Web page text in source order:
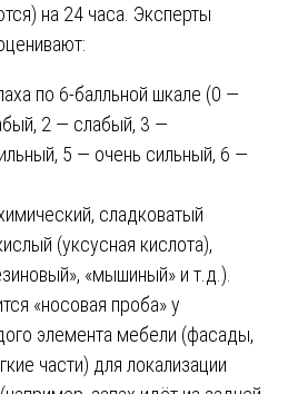
на 24 часа. Эксперты
по 6-балльной шкале (0 —
2 — слабый, 3 —
5 — очень сильный, 6 —
сладковатый
(уксусная кислота),
«мышиный» и т.д.).
«носовая проба» у
элемента мебели (фасады,
части) для локализации